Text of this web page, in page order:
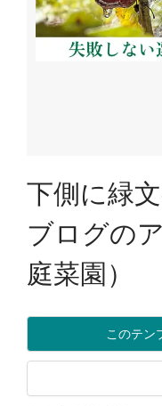
下側に緑
ブログの
庭菜園）
このテン